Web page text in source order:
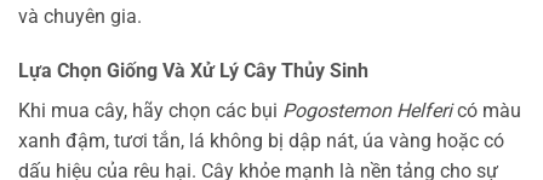
và chuyên gia.
Lựa Chọn Giống Và Xử Lý Cây Thủy Sinh
Khi mua cây, hãy chọn các bụi Pogostemon Helfericó màu
xanh đậm, tươi tắn, lá không bị dập nát, úa vàng hoặc có
dấu hiệu của rêu hại. Cây khỏe mạnh là nền tảng cho sự